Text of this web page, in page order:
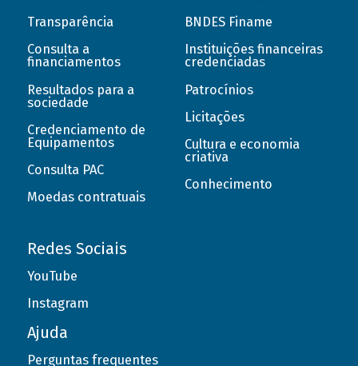
Transparência
Consulta a
financiamentos
Resultados para a
sociedade
Credenciamento de
Equipamentos
Consulta PAC
Moedas contratuais
BNDES Finame
Instituições financeiras
credenciadas
Patrocínios
Licitações
Cultura e economia
criativa
Conhecimento
Redes Sociais
YouTube
Instagram
Ajuda
Perguntas frequentes